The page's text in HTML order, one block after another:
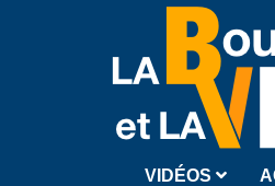
VIDÉOS